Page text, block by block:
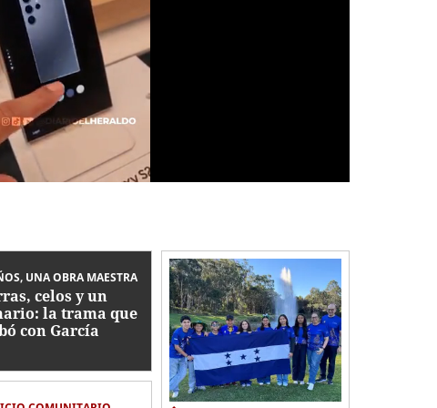
UNA OBRA MAESTRA
celos y un
la trama que
con García